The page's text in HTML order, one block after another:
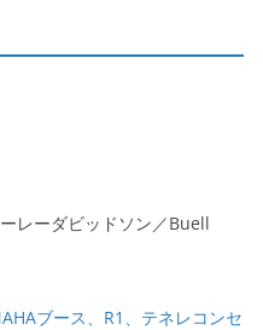
レーダビッドソン／Buell
ブース、R1、テネレコンセ